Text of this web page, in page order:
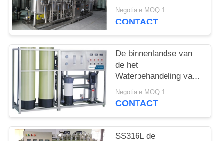
Controlero voor
Schoonheidsmiddelen
Negotiate MOQ:1
CONTACT
De binnenlandse van
de het
Waterbehandeling van
SS316L 0.5T RO van
het Materiaalro
Negotiate MOQ:1
CONTACT
SS316L de